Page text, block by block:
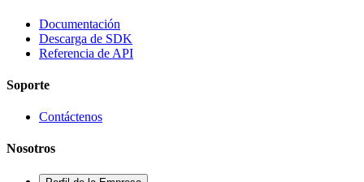
Documentación
Descarga de SDK
Referencia de API
Soporte
Contáctenos
Nosotros